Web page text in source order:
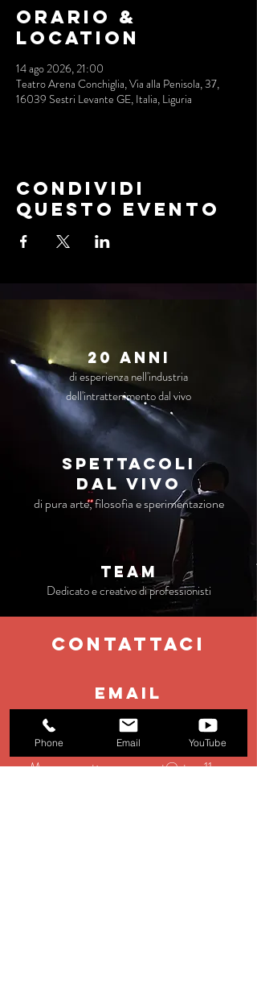
Orario &
Location
14 ago 2026, 21:00
Teatro Arena Conchiglia, Via alla Penisola, 37,
16039 Sestri Levante GE, Italia, Liguria
Condividi
questo evento
20 anni
di esperienza nell'industria
dell'intrattenimento dal vivo
Spettacoli
dal vivo
di pura arte, filosofia e sperimentazione
TEAM
Dedicato e creativo di professionisti
contattaci
EMAIL
booking@stage11.eu
Management:management@stage11.eu
Phone Email YouTube